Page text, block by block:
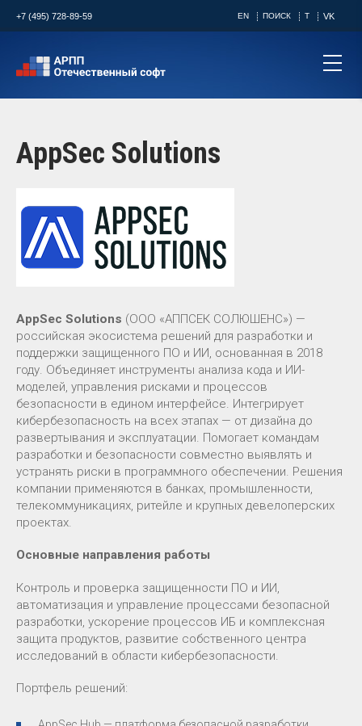
+7 (495) 728-89-59 EN ПОИСК T VK
AppSec Solutions
AppSec Solutions (ООО «АППСЕК СОЛЮШЕНС») —
российская экосистема решений для разработки и
поддержки защищенного ПО и ИИ, основанная в 2018
году. Объединяет инструменты анализа кода и ИИ-
моделей, управления рисками и процессов
безопасности в едином интерфейсе. Интегрирует
кибербезопасность на всех этапах — от дизайна до
развертывания и эксплуатации. Помогает командам
разработки и безопасности совместно выявлять и
устранять риски в программного обеспечении. Решения
компании применяются в банках, промышленности,
телекоммуникациях, ритейле и крупных девелоперских
проектах.
Основные направления работы
Контроль и проверка защищенности ПО и ИИ,
автоматизация и управление процессами безопасной
разработки, ускорение процессов ИБ и комплексная
защита продуктов, развитие собственного центра
исследований в области кибербезопасности.
Портфель решений: